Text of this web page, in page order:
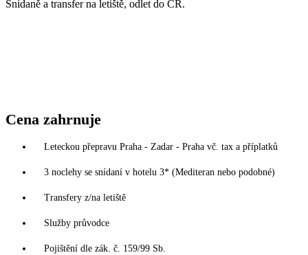
Snídaně a transfer na letiště, odlet do ČR.
Cena zahrnuje
Leteckou přepravu Praha - Zadar - Praha vč. tax a příplatků
3 noclehy se snídaní v hotelu 3* (Mediteran nebo podobné)
Transfery z/na letiště
Služby průvodce
Pojištění dle zák. č. 159/99 Sb.